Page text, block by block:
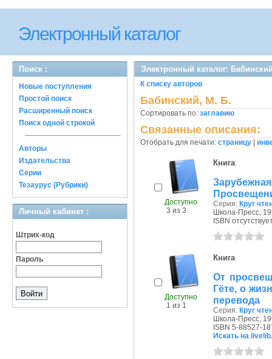
Электронный каталог
Поиск :
Новые поступления
Простой поиск
Расширенный поиск
Поиск одной строкой
Авторы
Издательства
Серии
Тезаурус (Рубрики)
Личный кабинет :
Штрих-код
Пароль
Электронный каталог:
К списку авторов
Бабинский, М. Б.
Сортировать по: заглавию
Связанные описания:
Отобрать для печати: страницу
Доступно
3 из 3
Книга
Серия: Круг
Школа-Пресс,
ISBN
Доступно
1 из 1
Книга
От
Гёте, о
перевода
Серия: Круг
Школа-Пресс,
ISBN 5-88527-
Искать на